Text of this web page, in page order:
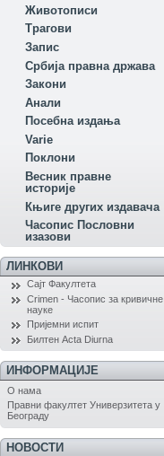
Животописи
Трагови
Запис
Србија правна држава
Закони
Aнали
Посебна издања
Variе
Поклони
Весник правне
историје
Књиге других издавача
Часопис Пословни
изазови
ЛИНКОВИ
Сајт Факултета
Crimen - Часопис за кривичне
науке
Пријемни испит
Билтен Acta Diurna
ИНФОРМАЦИЈЕ
О нама
Правни факултет Универзитета у
Београду
НОВОСТИ
НАКНАДА...
ОСНОВИ ПРАВА...